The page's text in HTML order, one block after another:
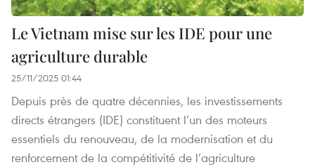
Le Vietnam mise sur les IDE pour une
agriculture durable
25/11/2025 01:44
Depuis près de quatre décennies, les investissements
directs étrangers (IDE) constituent l’un des moteurs
essentiels du renouveau, de la modernisation et du
renforcement de la compétitivité de l’agriculture